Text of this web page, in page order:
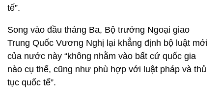
tế”.
Song vào đầu tháng Ba, Bộ trưởng Ngoại giao
Trung Quốc Vương Nghị lại khẳng định bộ luật mới
của nước này “không nhằm vào bất cứ quốc gia
nào cụ thể, cũng như phù hợp với luật pháp và thủ
tục quốc tế”.